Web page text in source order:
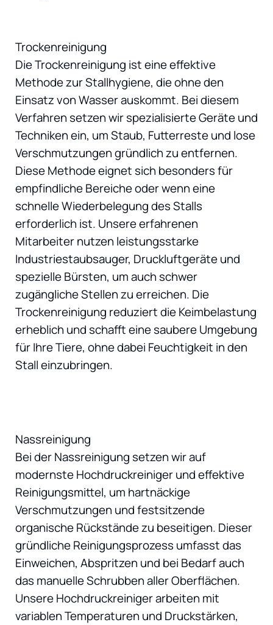
Trockenreinigung
Die Trockenreinigung ist eine effektive
Methode zur Stallhygiene, die ohne den
Einsatz von Wasser auskommt. Bei diesem
Verfahren setzen wir spezialisierte Geräte und
Techniken ein, um Staub, Futterreste und lose
Verschmutzungen gründlich zu entfernen.
Diese Methode eignet sich besonders für
empfindliche Bereiche oder wenn eine
schnelle Wiederbelegung des Stalls
erforderlich ist. Unsere erfahrenen
Mitarbeiter nutzen leistungsstarke
Industriestaubsauger, Druckluftgeräte und
spezielle Bürsten, um auch schwer
zugängliche Stellen zu erreichen. Die
Trockenreinigung reduziert die Keimbelastung
erheblich und schafft eine saubere Umgebung
für Ihre Tiere, ohne dabei Feuchtigkeit in den
Stall einzubringen.
Nassreinigung
Bei der Nassreinigung setzen wir auf
modernste Hochdruckreiniger und effektive
Reinigungsmittel, um hartnäckige
Verschmutzungen und festsitzende
organische Rückstände zu beseitigen. Dieser
gründliche Reinigungsprozess umfasst das
Einweichen, Abspritzen und bei Bedarf auch
das manuelle Schrubben aller Oberflächen.
Unsere Hochdruckreiniger arbeiten mit
variablen Temperaturen und Druckstärken,